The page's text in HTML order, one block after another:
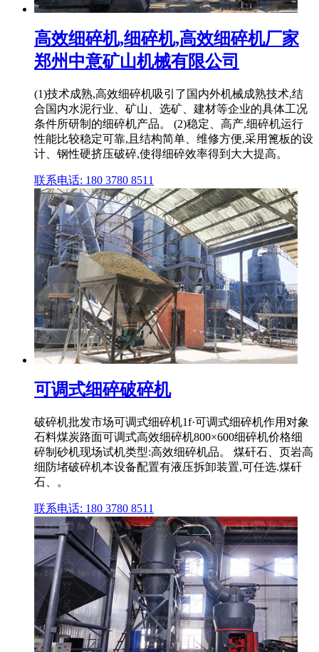
高效细碎机,细碎机,高效细碎机厂家
郑州中意矿山机械有限公司
(1)技术成熟,高效细碎机吸引了国内外机械成熟技术,结
合国内水泥行业、矿山、选矿、建材等企业的具体工况
条件所研制的细碎机产品。 (2)稳定、高产,细碎机运行
性能比较稳定可靠,且结构简单、维修方便,采用篦板的设
计、钢性硬挤压破碎,使得细碎效率得到大大提高。
联系电话: 180 3780 8511
可调式细碎破碎机
破碎机批发市场可调式细碎机1f·可调式细碎机作用对象
石料煤炭路面可调式高效细碎机800×600细碎机价格细
碎制砂机现场试机类型:高效细碎机品。 煤矸石、页岩高
细防堵破碎机本设备配置有液压拆卸装置,可任选.煤矸
石、。
联系电话: 180 3780 8511